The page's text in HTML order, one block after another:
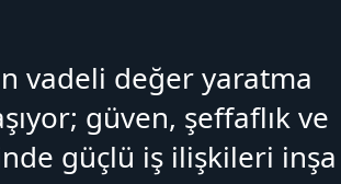
vadeli değer yaratma
güven, şeffaflık ve
güçlü iş ilişkileri inşa